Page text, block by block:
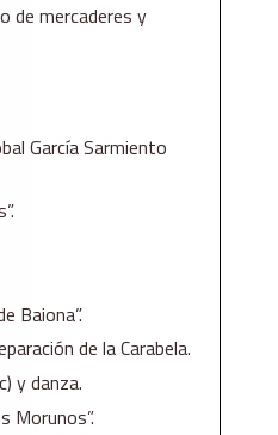
de mercaderes y
García Sarmiento
Baiona”.
de la Carabela.
y danza.
Morunos”.